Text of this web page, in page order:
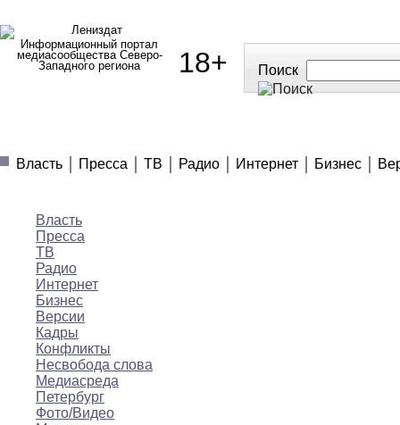
Информационный портал
медиасообщества Северо-
Западного региона
18+ Поиск
Власть
Пресса ТВ Радио Интернет Бизнес
Власть
Пресса
ТВ
Радио
Интернет
Бизнес
Версии
Кадры
Конфликты
Несвобода слова
Медиасреда
Петербург
Фото/Видео